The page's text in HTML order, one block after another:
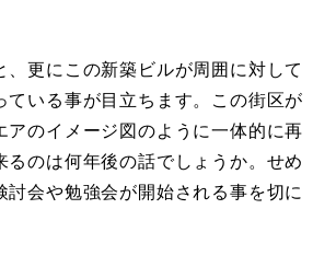
、更にこの新築ビルが周囲に対して
ている事が目立ちます。この街区が
アのイメージ図のように一体的に再
るのは何年後の話でしょうか。せめ
討会や勉強会が開始される事を切に